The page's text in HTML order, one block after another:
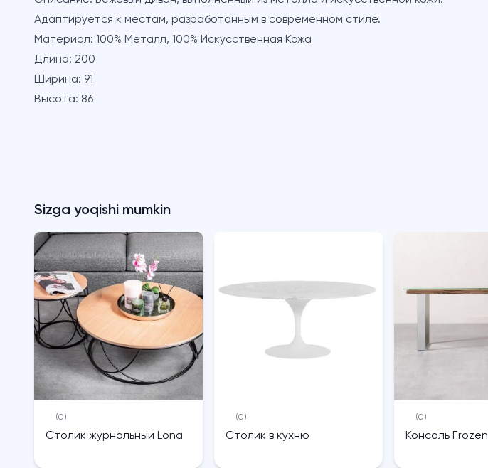
Адаптируется к местам, разработанным в современном стиле.
Материал: 100% Металл, 100% Искусственная Кожа
Длина: 200
Ширина: 91
Высота: 86
Sizga yoqishi mumkin
(0)
Столик журнальный Lona
(0)
Столик в кухню
(0)
Консоль Frozen